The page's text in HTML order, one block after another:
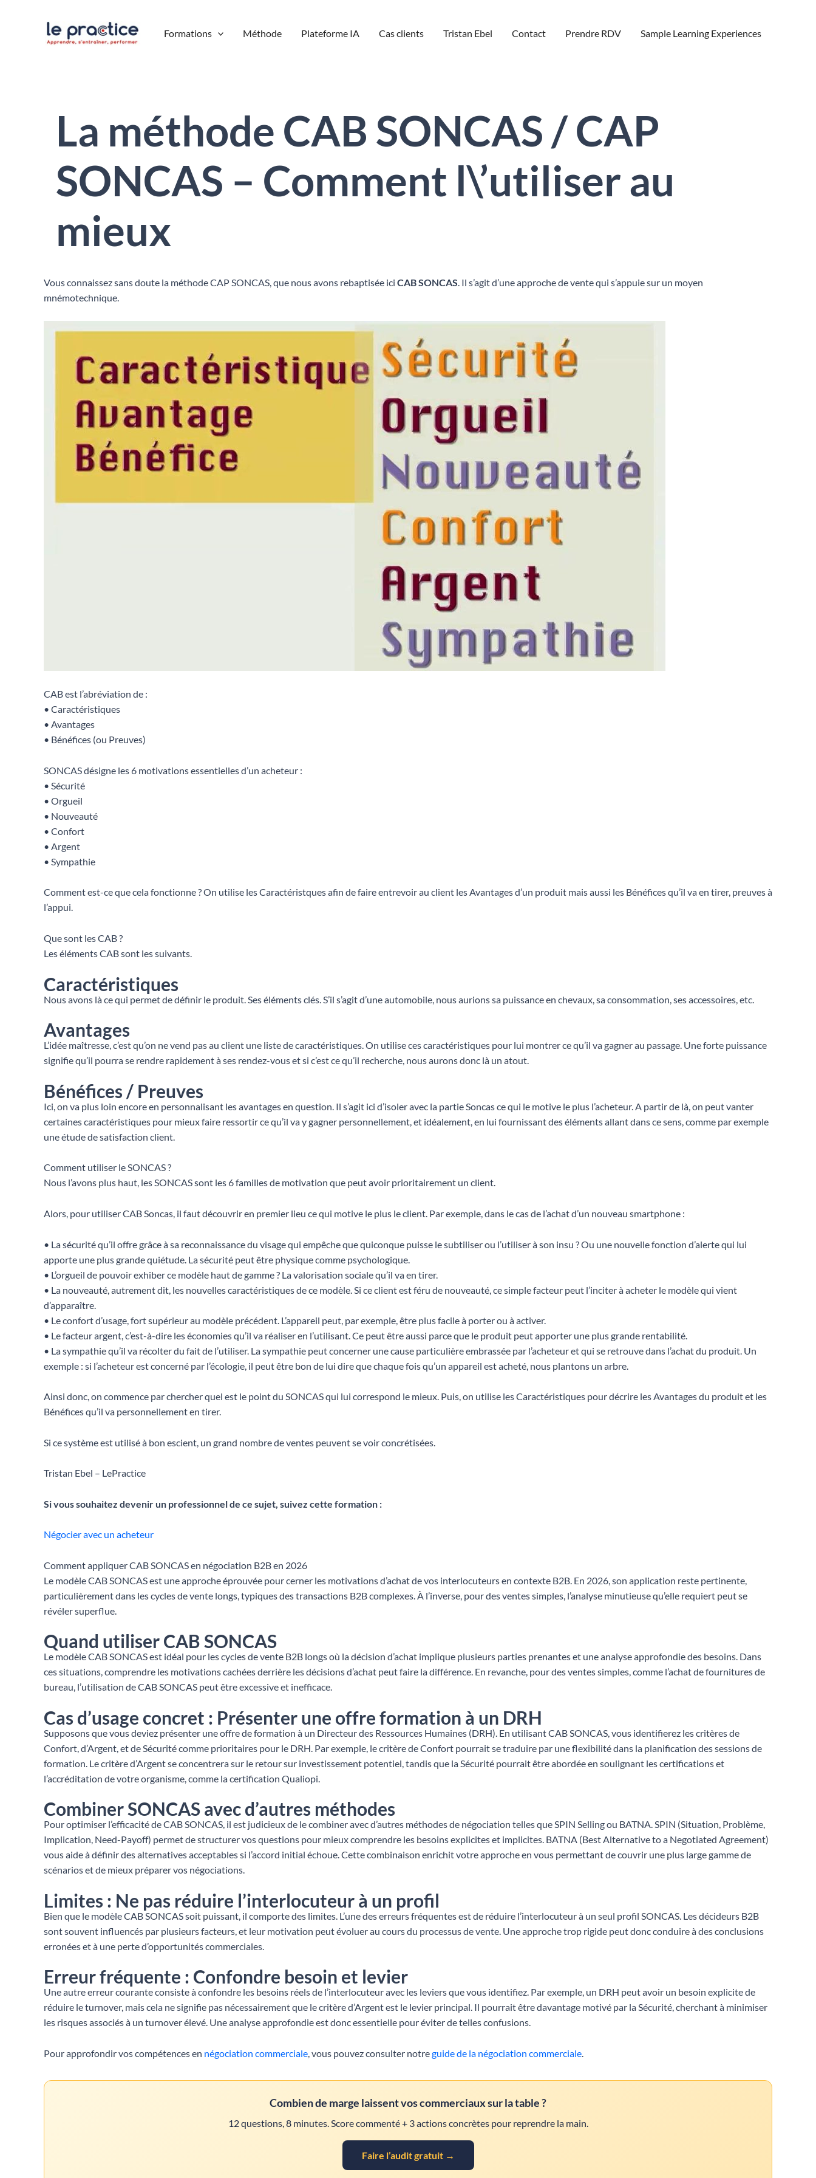
Formations Méthode Plateforme IA Cas clients Tristan Ebel Contact Prendre RDV Sample Learning Experiences
La méthode CAB SONCAS / CAP
SONCAS – Comment l\’utiliser au
mieux
Vous connaissez sans doute la méthode CAP SONCAS, que nous avons rebaptisée ici CAB SONCAS. Il s’agit d’une approche de vente qui s’appuie sur un moyen
mnémotechnique.
CAB est l’abréviation de :
• Caractéristiques
• Avantages
• Bénéfices (ou Preuves)
SONCAS désigne les 6 motivations essentielles d’un acheteur :
• Sécurité
• Orgueil
• Nouveauté
• Confort
• Argent
• Sympathie
Comment est-ce que cela fonctionne ? On utilise les Caractéristques afin de faire entrevoir au client les Avantages d’un produit mais aussi les Bénéfices qu’il va en tirer, preuves à
l’appui.
Que sont les CAB ?
Les éléments CAB sont les suivants.
Caractéristiques
Nous avons là ce qui permet de définir le produit. Ses éléments clés. S’il s’agit d’une automobile, nous aurions sa puissance en chevaux, sa consommation, ses accessoires, etc.
Avantages
L’idée maîtresse, c’est qu’on ne vend pas au client une liste de caractéristiques. On utilise ces caractéristiques pour lui montrer ce qu’il va gagner au passage. Une forte puissance
signifie qu’il pourra se rendre rapidement à ses rendez-vous et si c’est ce qu’il recherche, nous aurons donc là un atout.
Bénéfices / Preuves
Ici, on va plus loin encore en personnalisant les avantages en question. Il s’agit ici d’isoler avec la partie Soncas ce qui le motive le plus l’acheteur. A partir de là, on peut vanter
certaines caractéristiques pour mieux faire ressortir ce qu’il va y gagner personnellement, et idéalement, en lui fournissant des éléments allant dans ce sens, comme par exemple
une étude de satisfaction client.
Comment utiliser le SONCAS ?
Nous l’avons plus haut, les SONCAS sont les 6 familles de motivation que peut avoir prioritairement un client.
Alors, pour utiliser CAB Soncas, il faut découvrir en premier lieu ce qui motive le plus le client. Par exemple, dans le cas de l’achat d’un nouveau smartphone :
• La sécurité qu’il offre grâce à sa reconnaissance du visage qui empêche que quiconque puisse le subtiliser ou l’utiliser à son insu ? Ou une nouvelle fonction d’alerte qui lui
apporte une plus grande quiétude. La sécurité peut être physique comme psychologique.
• L’orgueil de pouvoir exhiber ce modèle haut de gamme ? La valorisation sociale qu’il va en tirer.
• La nouveauté, autrement dit, les nouvelles caractéristiques de ce modèle. Si ce client est féru de nouveauté, ce simple facteur peut l’inciter à acheter le modèle qui vient
d’apparaître.
• Le confort d’usage, fort supérieur au modèle précédent. L’appareil peut, par exemple, être plus facile à porter ou à activer.
• Le facteur argent, c’est-à-dire les économies qu’il va réaliser en l’utilisant. Ce peut être aussi parce que le produit peut apporter une plus grande rentabilité.
• La sympathie qu’il va récolter du fait de l’utiliser. La sympathie peut concerner une cause particulière embrassée par l’acheteur et qui se retrouve dans l’achat du produit. Un
exemple : si l’acheteur est concerné par l’écologie, il peut être bon de lui dire que chaque fois qu’un appareil est acheté, nous plantons un arbre.
Ainsi donc, on commence par chercher quel est le point du SONCAS qui lui correspond le mieux. Puis, on utilise les Caractéristiques pour décrire les Avantages du produit et les
Bénéfices qu’il va personnellement en tirer.
Si ce système est utilisé à bon escient, un grand nombre de ventes peuvent se voir concrétisées.
Tristan Ebel – LePractice
Si vous souhaitez devenir un professionnel de ce sujet, suivez cette formation :
Négocier avec un acheteur
Comment appliquer CAB SONCAS en négociation B2B en 2026
Le modèle CAB SONCAS est une approche éprouvée pour cerner les motivations d’achat de vos interlocuteurs en contexte B2B. En 2026, son application reste pertinente,
particulièrement dans les cycles de vente longs, typiques des transactions B2B complexes. À l’inverse, pour des ventes simples, l’analyse minutieuse qu’elle requiert peut se
révéler superflue.
Quand utiliser CAB SONCAS
Le modèle CAB SONCAS est idéal pour les cycles de vente B2B longs où la décision d’achat implique plusieurs parties prenantes et une analyse approfondie des besoins. Dans
ces situations, comprendre les motivations cachées derrière les décisions d’achat peut faire la différence. En revanche, pour des ventes simples, comme l’achat de fournitures de
bureau, l’utilisation de CAB SONCAS peut être excessive et inefficace.
Cas d’usage concret : Présenter une offre formation à un DRH
Supposons que vous deviez présenter une offre de formation à un Directeur des Ressources Humaines (DRH). En utilisant CAB SONCAS, vous identifierez les critères de
Confort, d’Argent, et de Sécurité comme prioritaires pour le DRH. Par exemple, le critère de Confort pourrait se traduire par une flexibilité dans la planification des sessions de
formation. Le critère d’Argent se concentrera sur le retour sur investissement potentiel, tandis que la Sécurité pourrait être abordée en soulignant les certifications et
l’accréditation de votre organisme, comme la certification Qualiopi.
Combiner SONCAS avec d’autres méthodes
Pour optimiser l’efficacité de CAB SONCAS, il est judicieux de le combiner avec d’autres méthodes de négociation telles que SPIN Selling ou BATNA. SPIN (Situation, Problème,
Implication, Need-Payoff) permet de structurer vos questions pour mieux comprendre les besoins explicites et implicites. BATNA (Best Alternative to a Negotiated Agreement)
vous aide à définir des alternatives acceptables si l’accord initial échoue. Cette combinaison enrichit votre approche en vous permettant de couvrir une plus large gamme de
scénarios et de mieux préparer vos négociations.
Limites : Ne pas réduire l’interlocuteur à un profil
Bien que le modèle CAB SONCAS soit puissant, il comporte des limites. L’une des erreurs fréquentes est de réduire l’interlocuteur à un seul profil SONCAS. Les décideurs B2B
sont souvent influencés par plusieurs facteurs, et leur motivation peut évoluer au cours du processus de vente. Une approche trop rigide peut donc conduire à des conclusions
erronées et à une perte d’opportunités commerciales.
Erreur fréquente : Confondre besoin et levier
Une autre erreur courante consiste à confondre les besoins réels de l’interlocuteur avec les leviers que vous identifiez. Par exemple, un DRH peut avoir un besoin explicite de
réduire le turnover, mais cela ne signifie pas nécessairement que le critère d’Argent est le levier principal. Il pourrait être davantage motivé par la Sécurité, cherchant à minimiser
les risques associés à un turnover élevé. Une analyse approfondie est donc essentielle pour éviter de telles confusions.
Pour approfondir vos compétences en négociation commerciale, vous pouvez consulter notreguide de la négociation commerciale.
Combien de marge laissent vos commerciaux sur la table ?
12 questions, 8 minutes. Score commenté + 3 actions concrètes pour reprendre la main.
Faire l’audit gratuit →